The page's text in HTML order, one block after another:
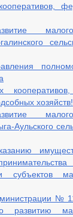
хозяйств!
Аульского
субъектов
№
развитию